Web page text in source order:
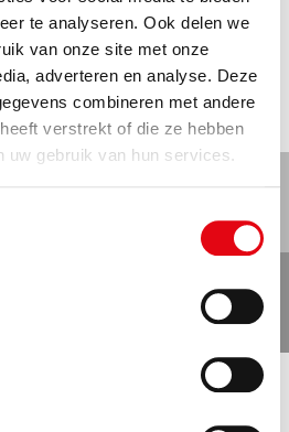
te analyseren. Ook delen we
van onze site met onze
adverteren en analyse. Deze
combineren met andere
verstrekt of die ze hebben
uw gebruik van hun services.
en mail je CV en
.